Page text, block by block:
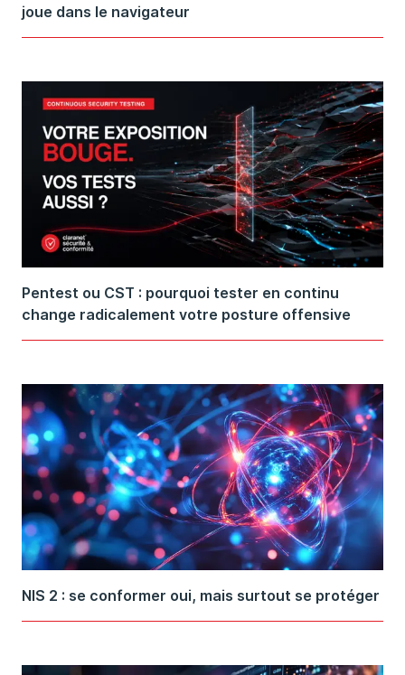
joue dans le navigateur
Pentest ou CST : pourquoi tester en continu
change radicalement votre posture offensive
NIS 2 : se conformer oui, mais surtout se protéger